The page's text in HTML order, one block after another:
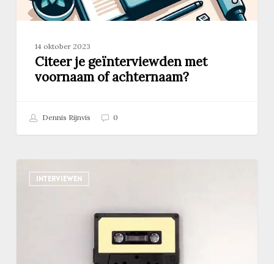
14 oktober 2023
Citeer je geïnterviewden met
voornaam of achternaam?
Dennis Rijnvis 0
INTERVIEWEN
transcriberen?